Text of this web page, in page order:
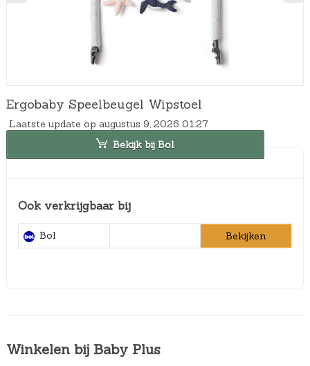
Ergobaby Speelbeugel Wipstoel
Laatste update op augustus 9, 2026 01:27
Bekijk bij Bol
Ook verkrijgbaar bij
Bol Bekijken
Winkelen bij Baby Plus